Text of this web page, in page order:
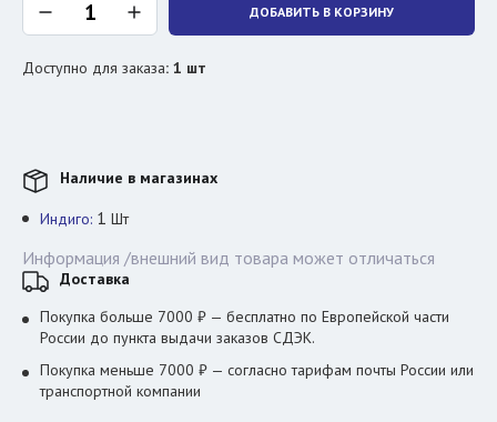
ДОБАВИТЬ В КОРЗИНУ
Доступно для заказа: 1 шт
Наличие в магазинах
Индиго: 1 Шт
Информация /внешний вид товара может отличаться
Доставка
Покупка больше 7000 ₽ — бесплатно по Европейской части
России до пункта выдачи заказов СДЭК.
Покупка меньше 7000 ₽ — согласно тарифам почты России или
транспортной компании